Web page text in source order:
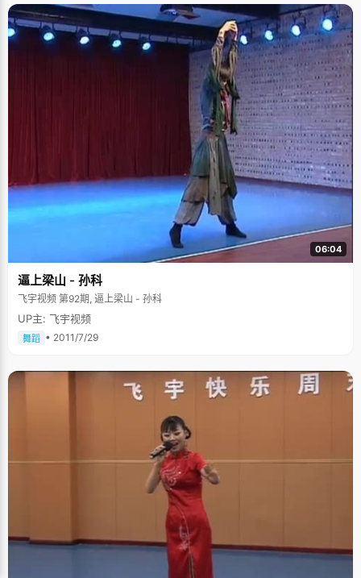
还有很多亲戚都和教育有关，爸爸是自己的物理老师。兰雪的爸爸从小就特
别注重教育，早早给兰雪规划好了一个成长的轨迹：考好的中学、高中、大
学，有个好出息，所以他对兰雪管理非常严格。不但亲自教兰雪物理，而且
特别把兰雪安排在自己好朋友张老师当班主任的班级。因为爸爸的关系，所
有老师都"特别照顾"兰雪，就算他成绩一直都特别好，但是如果犯了什么错
误，老师们就经常把他当靶子，毫不留情的批评，除了兰雪爸爸的嘱托，还
有他们知道这个小孩子的性格，可以批评，绝不会闹脾气。 说起爸爸，兰雪
非常感慨："十八岁以前的人生都是在爸爸的规划下走过来的，"他的好成绩
也要归功于爸爸的提前教育。自从上学以后，兰雪就没有暑假了，每次刚放
假，爸爸就会安排兰雪把下一学期的课程都提前看一遍，偶尔他会亲自教兰
雪一些东西。如今，兰雪已经养成了提前学习的习惯，大学课程也早早借来
看了。说起学习好的经验，兰雪调侃着说："其实大学以前要学习好，只要提
前学习一遍就行了。"兰雪非常感谢爸爸的严厉教育，"做什么事情都要有个
规矩，不宠不溺，在我不懂事的时候指引我。" 看人物传记、爱打游戏 兰雪
小时候性格特别安静，也算是个性格独特的孩子，他不喜欢那种纯娱乐的大
众文化，动画片看得也少，没事的时候就会看书，偏好历史书籍，人物传
记，《毛泽东传》、《克林顿传》、《林彪传》、《邓小平传》等等都看
过，偶尔，兰雪还会为小时候没有学到个什么特长而遗憾一下。 兰雪说："看
值得看的，有收获的书，要不就直接玩游戏去了。"兰雪是个游戏迷，高一高
二的时候，他常常在中午饭后不睡午觉跑到网吧去玩游戏，魔兽争霸，CS之
因为兰雪的成绩一直保持稳定，而且面对高考的压力，每个人都需要一种释
放的方式。 未来之路很明确 大学之前，成绩代表了一切，大学之后，能力代
表了一切，学习才刚刚开始。一进入大学，兰雪就开始忙碌起来，大一的时
候，参加了学生会，校团委，做了很多工作，积累了部分管理组织经验。大
二开始，他把中心转到了专业上，参加了学校的"创业大赛"，取得了第一的
好成绩；在"结构大赛"中成为系里唯一得奖的小组，现在准备组队，在今年
学期争取经济学双学位，毕业后出国深造，可能在房地产方向
&hellip;&hellip;离开爸爸的影响，兰雪未来的规划非常明确，他喜欢有目的
的做事情，"有目标才能做得更好！"
06:04
逼上梁山 - 孙科
飞宇视频 第92期, 逼上梁山 - 孙科
UP主: 飞宇视频
舞蹈 • 2011/7/29